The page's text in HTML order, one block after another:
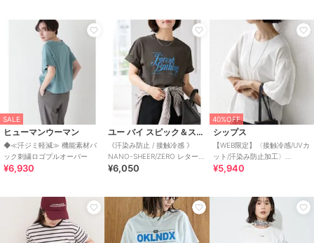
SALE
ヒューマンウーマン
◆≪汗ジミ軽減≫ 機能素材バ
ック刺繍ロゴプルオーバー
¥6,930
ユー バイ スピック＆スパン
《汗染み防止 / 接触冷感 》
NANO-SHEER/ZERO レターロ
ゴTEE
¥6,050
40%OFF
シップス
【WEB限定】〈接触冷感/UVカ
ット/汗染み防止加工〉
FUNCTION 袖 レース プルオ
¥5,940